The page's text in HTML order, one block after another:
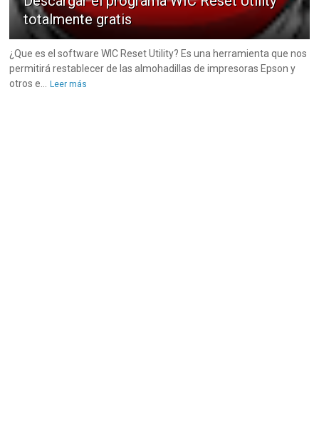
totalmente gratis
¿Que es el software WIC Reset Utility? Es una herramienta que nos
permitirá restablecer de las almohadillas de impresoras Epson y
otros e...
Leer más